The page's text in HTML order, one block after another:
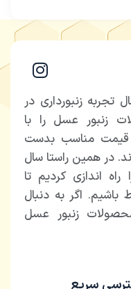
آهوتا با بیش از 15 سال تجربه زنبورداری در
زنبور عسل را با
و قیمت مناسب بدست
در همین راستا سال
را راه اندازی کردیم تا
باشیم. اگر به دنبال
زنبور عسل